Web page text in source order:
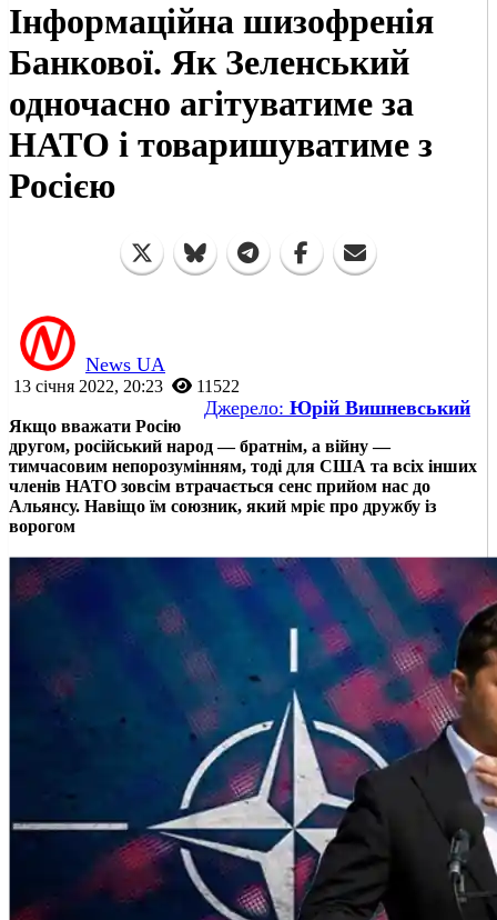
Інформаційна шизофренія
Банкової. Як Зеленський
одночасно агітуватиме за
НАТО і товаришуватиме з
Росією
News UA
13 січня 2022, 20:23 11522
Джерело: Юрій Вишневський
Якщо вважати Росію
другом, російський народ — братнім, а війну —
тимчасовим непорозумінням, тоді для США та всіх інших
членів НАТО зовсім втрачається сенс прийом нас до
Альянсу. Навіщо їм союзник, який мріє про дружбу із
ворогом